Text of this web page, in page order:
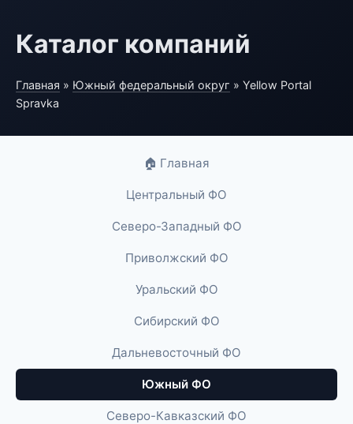
Каталог компаний
Главная » Южный федеральный округ » Yellow Portal
Spravka
🏠 Главная
Центральный ФО
Северо-Западный ФО
Приволжский ФО
Уральский ФО
Сибирский ФО
Дальневосточный ФО
Южный ФО
Северо-Кавказский ФО